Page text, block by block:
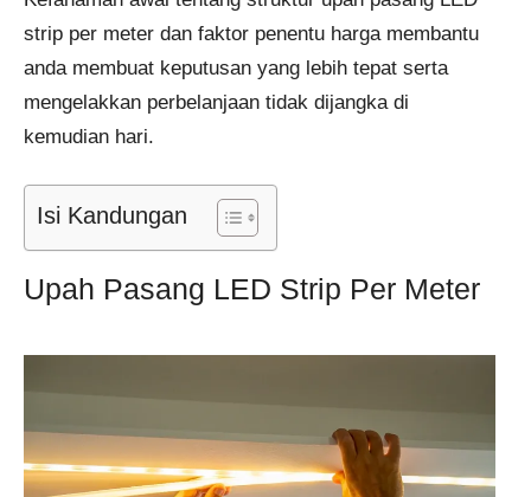
strip per meter dan faktor penentu harga membantu
anda membuat keputusan yang lebih tepat serta
mengelakkan perbelanjaan tidak dijangka di
kemudian hari.
Isi Kandungan
Upah Pasang LED Strip Per Meter